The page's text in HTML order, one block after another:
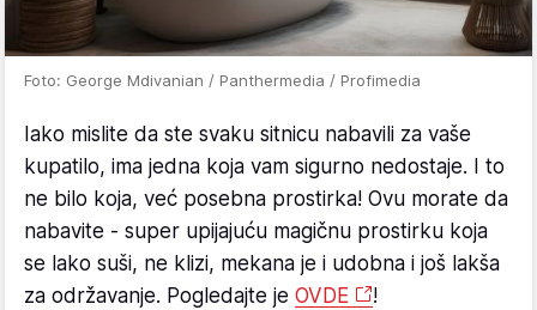
Foto: George Mdivanian / Panthermedia / Profimedia
Iako mislite da ste svaku sitnicu nabavili za vaše
kupatilo, ima jedna koja vam sigurno nedostaje. I to
ne bilo koja, već posebna prostirka! Ovu morate da
nabavite - super upijajuću magičnu prostirku koja
se lako suši, ne klizi, mekana je i udobna i još lakša
za održavanje. Pogledajte je OVDE !